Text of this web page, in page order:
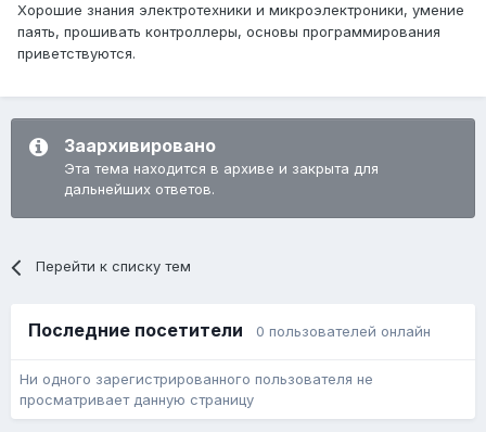
Хорошие знания электротехники и микроэлектроники, умение
паять, прошивать контроллеры, основы программирования
приветствуются.
Заархивировано
Эта тема находится в архиве и закрыта для
дальнейших ответов.
Перейти к списку тем
Последние посетители 0 пользователей онлайн
Ни одного зарегистрированного пользователя не
просматривает данную страницу